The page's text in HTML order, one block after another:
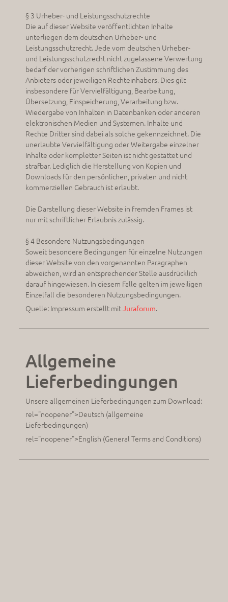
§ 3 Urheber- und Leistungsschutzrechte
Die auf dieser Website veröffentlichten Inhalte
unterliegen dem deutschen Urheber- und
Leistungsschutzrecht. Jede vom deutschen Urheber-
und Leistungsschutzrecht nicht zugelassene Verwertung
bedarf der vorherigen schriftlichen Zustimmung des
Anbieters oder jeweiligen Rechteinhabers. Dies gilt
insbesondere für Vervielfältigung, Bearbeitung,
Übersetzung, Einspeicherung, Verarbeitung bzw.
Wiedergabe von Inhalten in Datenbanken oder anderen
elektronischen Medien und Systemen. Inhalte und
Rechte Dritter sind dabei als solche gekennzeichnet. Die
unerlaubte Vervielfältigung oder Weitergabe einzelner
Inhalte oder kompletter Seiten ist nicht gestattet und
strafbar. Lediglich die Herstellung von Kopien und
Downloads für den persönlichen, privaten und nicht
kommerziellen Gebrauch ist erlaubt.
Die Darstellung dieser Website in fremden Frames ist
nur mit schriftlicher Erlaubnis zulässig.
§ 4 Besondere Nutzungsbedingungen
Soweit besondere Bedingungen für einzelne Nutzungen
dieser Website von den vorgenannten Paragraphen
abweichen, wird an entsprechender Stelle ausdrücklich
darauf hingewiesen. In diesem Falle gelten im jeweiligen
Einzelfall die besonderen Nutzungsbedingungen.
Quelle: Impressum erstellt mitJuraforum.
Allgemeine
Lieferbedingungen
Unsere allgemeinen Lieferbedingungen zum Download:
rel="noopener">Deutsch (allgemeine
Lieferbedingungen)
rel="noopener">English (General Terms and Conditions)